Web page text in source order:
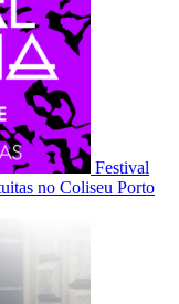
Festival
no Coliseu Porto